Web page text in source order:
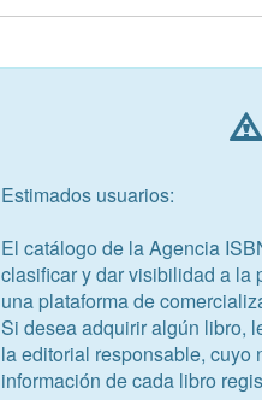
Estimados usuarios:
El catálogo de la Agencia
clasificar y dar visibilidad a la
una plataforma de
Si desea adquirir algún libro,
la editorial responsable, cuyo
información de cada libro